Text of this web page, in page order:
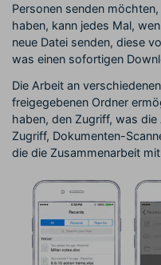
Personen senden
haben, kann jedes Mal,
neue Datei senden, diese
was einen sofortigen
Die Arbeit an
freigegebenen Ordner
haben, den Zugriff, was
Zugriff, Dokumenten-
die die Zusammenarbeit